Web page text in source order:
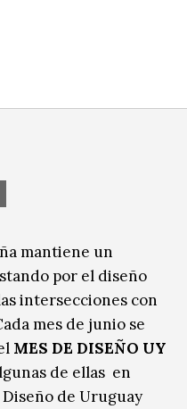
infantil
mantiene un
por el diseño
intersecciones con
mes de junio se
MES DE DISEÑO UY
de ellas en
de Uruguay